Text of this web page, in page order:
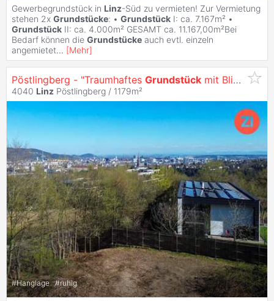
Gewerbegrundstück in Linz-Süd zu vermieten! Zur Vermietung
stehen 2x Grundstücke: • Grundstück I: ca. 7.167m² •
Grundstück II: ca. 4.000m² GESAMT ca. 11.167,00m²Bei
Bedarf können die Grundstücke auch evtl. einzeln
angemietet... [Mehr]
Pöstlingberg - "Traumhaftes Grundstück mit Blick auf
4040 Linz Pöstlingberg / 1179m²
#Hanglage #ruhig